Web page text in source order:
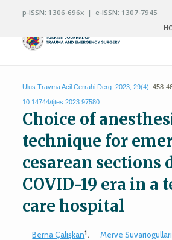
p-ISSN: 1306-696x | e-ISSN: 1307-7945
Ulus Travma Acil Cerrahi Derg. 2023; 29(4): 458-
10.14744/tjtes.2023.97580
Choice of
technique for
cesarean sections
COVID-19 era in a
care hospital
Berna Çalışkan1, Merve Suvariogulları